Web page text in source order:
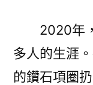
2020年，
多人的生涯
的鑽石項圈